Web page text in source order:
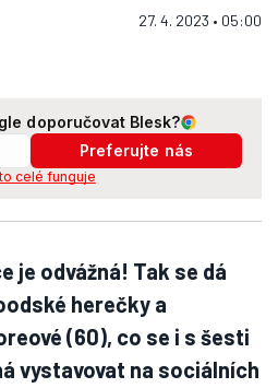
27. 4. 2023 • 05:00
doporučovat Blesk?
Preferujte nás
celé funguje
je odvážná! Tak se dá
herečky a
(60), co se i s šesti
vystavovat na sociálních